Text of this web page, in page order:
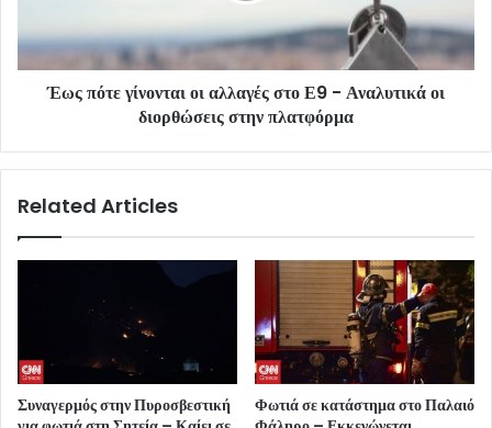
Έως πότε γίνονται οι αλλαγές στο Ε9 - Αναλυτικά οι
διορθώσεις στην πλατφόρμα
Related Articles
Συναγερμός στην Πυροσβεστική
Φωτιά σε κατάστημα στο Παλαιό